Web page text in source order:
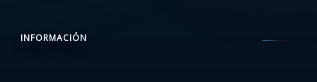
INFORMACIÓN